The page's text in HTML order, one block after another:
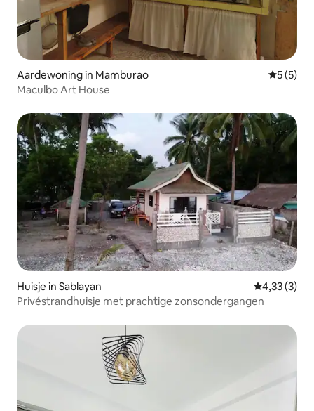
Aardewoning in Mamburao
5 (5)
Maculbo Art House
Huisje in Sablayan
4,33 (3)
Privéstrandhuisje met prachtige zonsondergangen